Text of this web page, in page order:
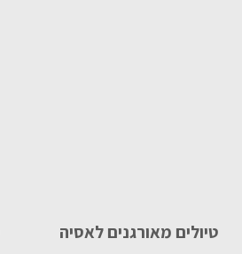
טיולים מאורגנים לאסיה